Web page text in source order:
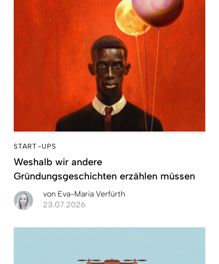
START-UPS
Weshalb wir andere
Gründungsgeschichten erzählen müssen
von Eva-Maria Verfürth
23.07.2026